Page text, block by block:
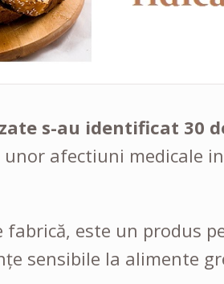
s-au identificat 30
afectiuni medicale
fabrică, este un produs
sensibile la alimente